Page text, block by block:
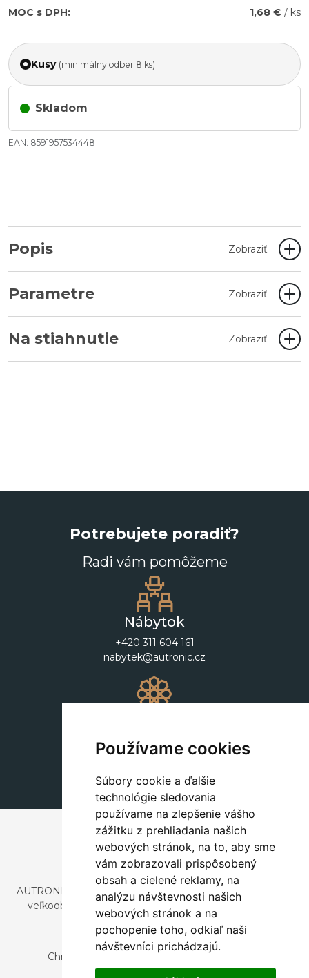
Používame cookies
Súbory cookie a ďalšie
technológie sledovania
používame na zlepšenie vášho
zážitku z prehliadania našich
webových stránok, na to, aby sme
vám zobrazovali prispôsobený
obsah a cielené reklamy, na
analýzu návštevnosti našich
webových stránok a na
pochopenie toho, odkiaľ naši
návštevníci prichádzajú.
MOC s DPH: 1,68 € / ks
Kusy (minimálny odber 8 ks)
Skladom
EAN: 8591957534448
Popis Zobraziť
Parametre Zobraziť
Na stiahnutie Zobraziť
Potrebujete poradiť?
Radi vám pomôžeme
Nábytok
+420 311 604 161
nabytek@autronic.cz
+420 311 604 182
dekorace@autronic.cz
AUTRONIC, s.r.o. je spoločnosť zaoberajúca sa dovozom a
veľkoobchodným predajom dizajnového aj štýlového
nábytku a dekorácií.
Česká republika
Chrustenice 270, 267 12 Loděnice u Berouna